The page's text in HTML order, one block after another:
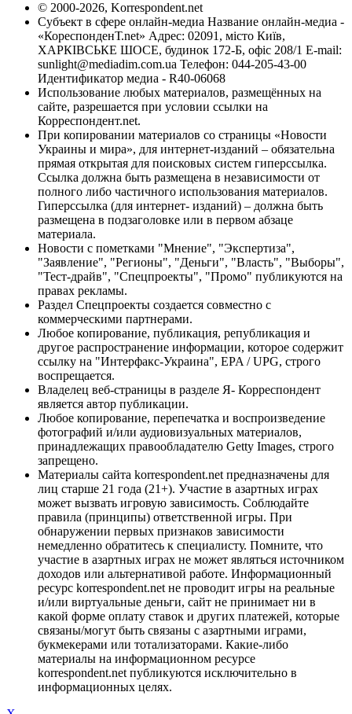
© 2000-2026, Korrespondent.net
Субъект в сфере онлайн-медиа Название онлайн-медиа -
«КореспонденТ.net» Адрес: 02091, місто Київ,
ХАРКІВСЬКЕ ШОСЕ, будинок 172-Б, офіс 208/1 E-mail:
sunlight@mediadim.com.ua Телефон: 044-205-43-00
Идентификатор медиа - R40-06068
Использование любых материалов, размещённых на
сайте, разрешается при условии ссылки на
Корреспондент.net.
При копировании материалов со страницы «Новости
Украины и мира», для интернет-изданий – обязательна
прямая открытая для поисковых систем гиперссылка.
Ссылка должна быть размещена в независимости от
полного либо частичного использования материалов.
Гиперссылка (для интернет- изданий) – должна быть
размещена в подзаголовке или в первом абзаце
материала.
Новости с пометками "Мнение", "Экспертиза",
"Заявление", "Регионы", "Деньги", "Власть", "Выборы",
"Тест-драйв", "Спецпроекты", "Промо" публикуются на
правах рекламы.
Раздел Спецпроекты создается совместно с
коммерческими партнерами.
Любое копирование, публикация, републикация и
другое распространение информации, которое содержит
ссылку на "Интерфакс-Украина", EPA / UPG, строго
воспрещается.
Владелец веб-страницы в разделе Я- Корреспондент
является автор публикации.
Любое копирование, перепечатка и воспроизведение
фотографий и/или аудиовизуальных материалов,
принадлежащих правообладателю Getty Images, строго
запрещено.
Материалы сайта korrespondent.net предназначены для
лиц старше 21 года (21+). Участие в азартных играх
может вызвать игровую зависимость. Соблюдайте
правила (принципы) ответственной игры. При
обнаружении первых признаков зависимости
немедленно обратитесь к специалисту. Помните, что
участие в азартных играх не может являться источником
доходов или альтернативой работе. Информационный
ресурс korrespondent.net не проводит игры на реальные
и/или виртуальные деньги, сайт не принимает ни в
какой форме оплату ставок и других платежей, которые
связаны/могут быть связаны с азартными играми,
букмекерами или тотализаторами. Какие-либо
материалы на информационном ресурсе
korrespondent.net публикуются исключительно в
информационных целях.